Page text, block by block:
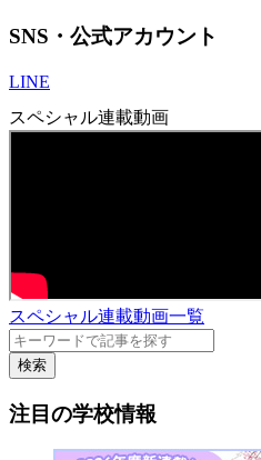
SNS・公式アカウント
LINE
スペシャル連載動画
スペシャル連載動画一覧
検索
注目の学校情報